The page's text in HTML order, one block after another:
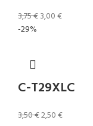
3,75€3,00€
-29%
C-T29XLC
3,50€2,50€